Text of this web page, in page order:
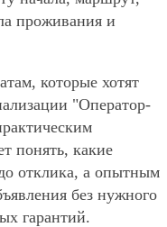
проживания и
которые хотят
"Оператор-
понять, какие
отклика, а опытным
без нужного
гарантий.